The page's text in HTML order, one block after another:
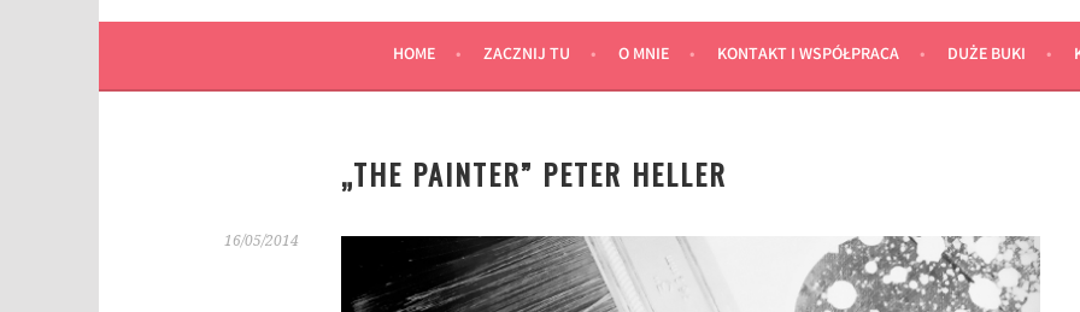
HOME ZACZNIJ TU O MNIE KONTAKT I WSPÓŁPRACA DUŻE BUKI
„THE PAINTER” PETER HELLER
16/05/2014